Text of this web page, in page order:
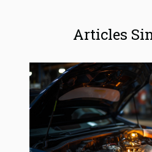
Articles